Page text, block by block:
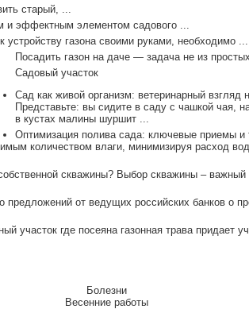
старый, ...
эффектным элементом садового ...
устройству газона своими руками, необходимо ...
Посадить газон на даче — задача не из
Садовый участок
Сад как живой организм: ветеринарный взгляд
Представьте: вы сидите в саду с чашкой чая,
в кустах малины шуршит ...
Оптимизация полива сада: ключевые приемы и
количеством влаги, минимизируя расход
скважины? Выбор скважины – важный
предложений от ведущих российских банков о
участок где посеяна газонная трава придает
Болезни
Весенние работы